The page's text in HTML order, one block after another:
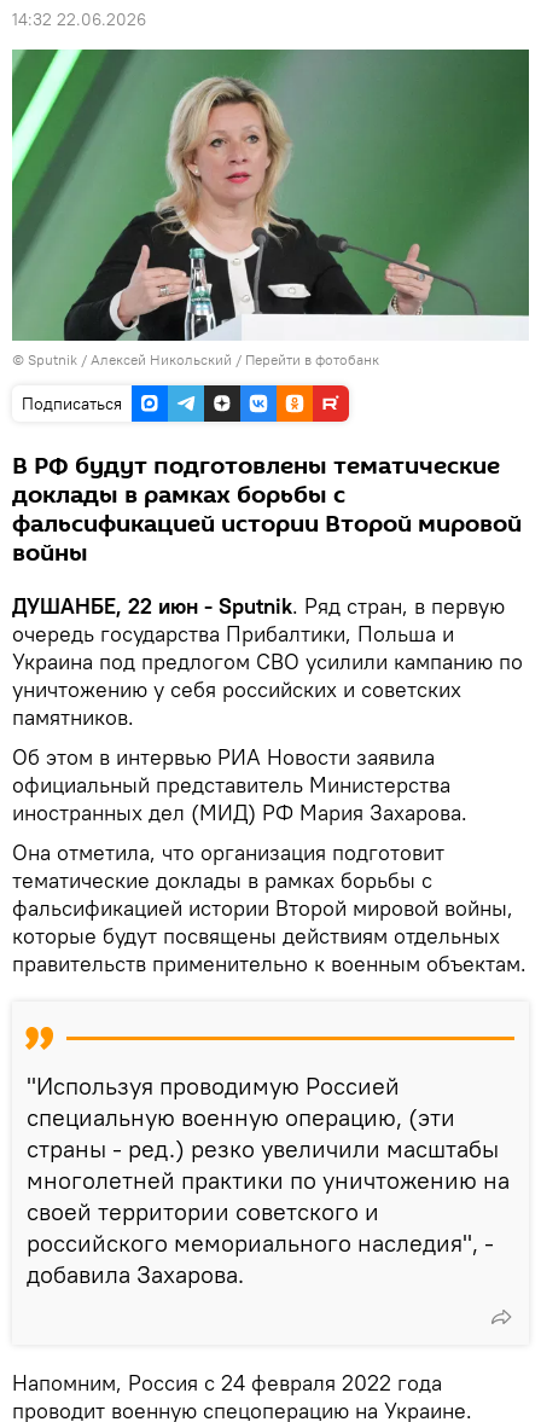
14:32 22.06.2026
© Sputnik / Алексей Никольский / Перейти в фотобанк
Подписаться
В РФ будут подготовлены тематические
доклады в рамках борьбы с
фальсификацией истории Второй мировой
войны
ДУШАНБЕ, 22 июн - Sputnik. Ряд стран, в первую
очередь государства Прибалтики, Польша и
Украина под предлогом СВО усилили кампанию по
уничтожению у себя российских и советских
памятников.
Об этом в интервью РИА Новости заявила
официальный представитель Министерства
иностранных дел (МИД) РФ Мария Захарова.
Она отметила, что организация подготовит
тематические доклады в рамках борьбы с
фальсификацией истории Второй мировой войны,
которые будут посвящены действиям отдельных
правительств применительно к военным объектам.
"Используя проводимую Россией
специальную военную операцию, (эти
страны - ред.) резко увеличили масштабы
многолетней практики по уничтожению на
своей территории советского и
российского мемориального наследия", -
добавила Захарова.
Напомним, Россия с 24 февраля 2022 года
проводит военную спецоперацию на Украине.